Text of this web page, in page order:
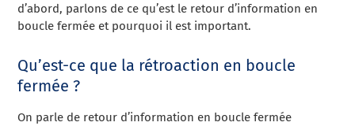
d’abord, parlons de ce qu’est le retour d’information en
boucle fermée et pourquoi il est important.
Qu’est-ce que la rétroaction en boucle
fermée ?
On parle de retour d’information en boucle fermée